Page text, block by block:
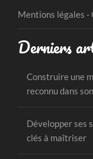
Mentions légales -
Derniers
Construire une
reconnu dans
Développer ses
clés à maîtriser